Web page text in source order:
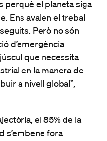
perquè el planeta siga
Ens avalen el treball
Però no són
d’emergència
que necessita
en la manera de
a nivell global”,
el 85% de la
s’embene fora